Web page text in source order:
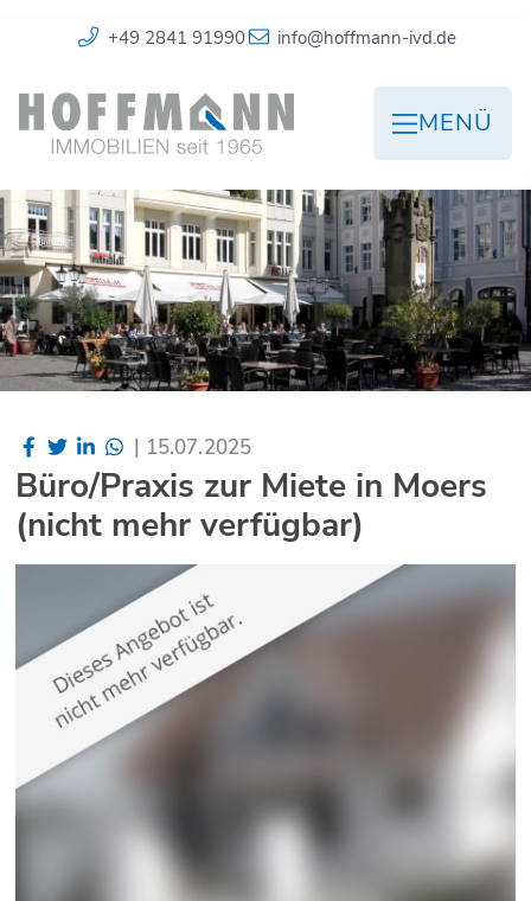
+49 2841 91990 info@hoffmann-ivd.de
MENÜ
| 15.07.2025
Büro/Praxis zur Miete in Moers
(nicht mehr verfügbar)